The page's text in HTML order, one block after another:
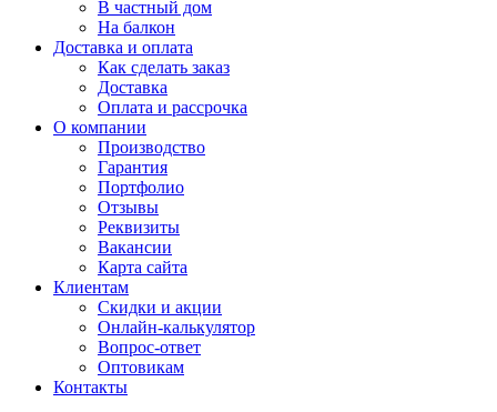
В частный дом
На балкон
Доставка и оплата
Как сделать заказ
Доставка
Оплата и рассрочка
О компании
Производство
Гарантия
Портфолио
Отзывы
Реквизиты
Вакансии
Карта сайта
Клиентам
Скидки и акции
Онлайн-калькулятор
Вопрос-ответ
Оптовикам
Контакты